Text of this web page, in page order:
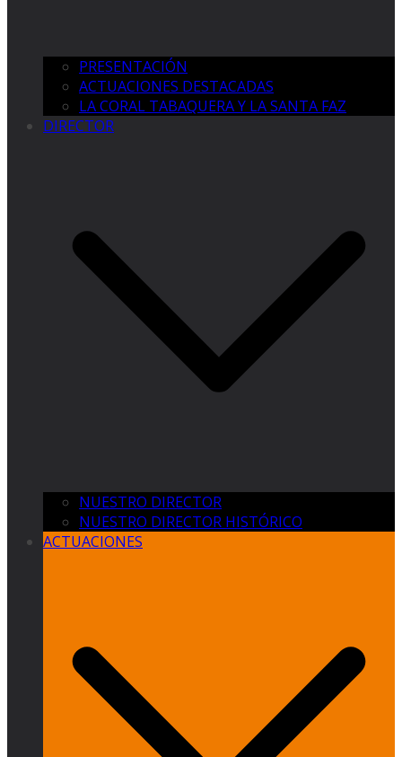
PRESENTACIÓN
ACTUACIONES DESTACADAS
LA CORAL TABAQUERA Y LA SANTA FAZ
DIRECTOR
NUESTRO DIRECTOR
NUESTRO DIRECTOR HISTÓRICO
ACTUACIONES